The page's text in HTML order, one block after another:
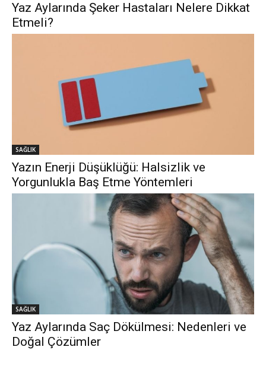
Yaz Aylarında Şeker Hastaları Nelere Dikkat
Etmeli?
SAĞLIK
Yazın Enerji Düşüklüğü: Halsizlik ve
Yorgunlukla Baş Etme Yöntemleri
SAĞLIK
Yaz Aylarında Saç Dökülmesi: Nedenleri ve
Doğal Çözümler